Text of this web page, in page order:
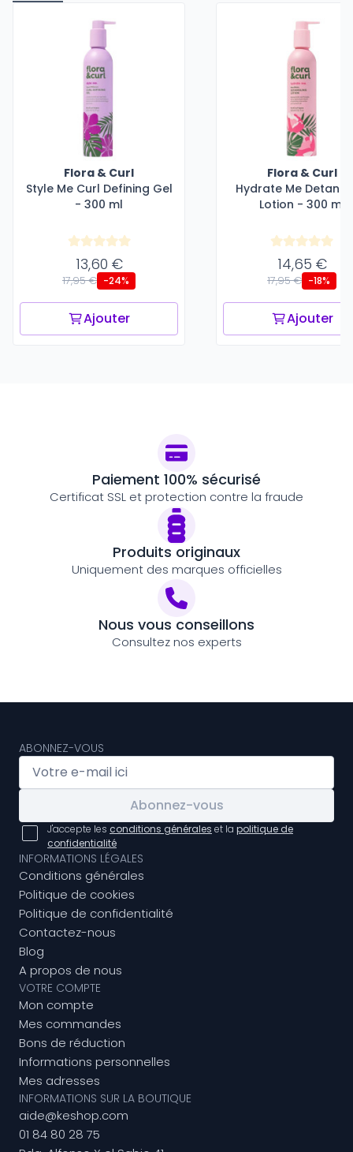
Flora & Curl
Style Me Curl Defining Gel
- 300 ml
13,60 €
17,95 € -24%
Ajouter
Flora & Curl
Hydrate Me
Lotion - 300 ml
14,65 €
17,95 € -18%
Ajouter
Paiement 100% sécurisé
Certificat SSL et protection contre la fraude
Produits originaux
Uniquement des marques officielles
Nous vous conseillons
Consultez nos experts
ABONNEZ-VOUS
Abonnez-vous
J'accepte les conditions générales et la politique de
confidentialité
INFORMATIONS LÉGALES
Conditions générales
Politique de cookies
Politique de confidentialité
Contactez-nous
Blog
A propos de nous
VOTRE COMPTE
Mon compte
Mes commandes
Bons de réduction
Informations personnelles
Mes adresses
INFORMATIONS SUR LA BOUTIQUE
aide@keshop.com
01 84 80 28 75